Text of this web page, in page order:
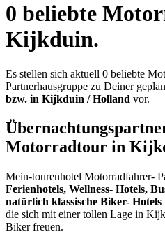
0 beliebte
Kijkduin.
Es stellen sich aktuell 0 beliebte
Partnerhausgruppe zu Deiner
bzw. in Kijkduin / Holland vor.
Motorradtour in
Mein-tourenhotel Motorradfahrer-
Ferienhotels, Wellness- Hotels,
natürlich klassische Biker- Hotels
die sich mit einer tollen Lage in
Biker freuen.